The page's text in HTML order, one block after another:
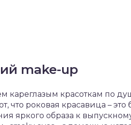
make-up
кареглазым красоткам по
что роковая красавица –
яркого образа к